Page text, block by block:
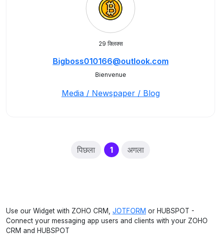
29 क्लिक्स
Bigboss010166@outlook.com
Bienvenue
Media / Newspaper / Blog
पिछला 1(current)
अगला
Use our Widget with ZOHO CRM, JOTFORM or HUBSPOT -
Connect your messaging app users and clients with your ZOHO
CRM and HUBSPOT